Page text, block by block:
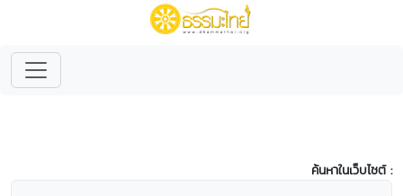
ค้นหาในเว็บไซต์ :